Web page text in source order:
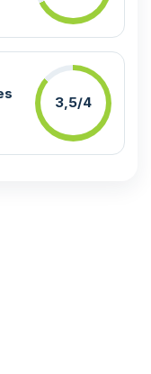
3,5/4